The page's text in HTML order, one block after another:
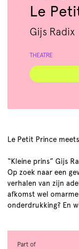
Le
Gijs Radix
THEATRE
Le Petit Prince
“Kleine prins” Gijs
Op zoek naar een
verhalen van zijn
afkomst wel
onderdrukking? En
Part of